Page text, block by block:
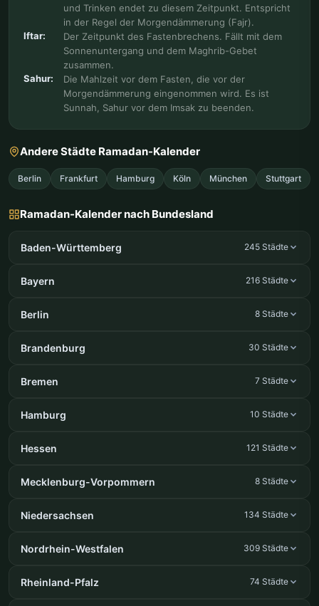
und Trinken endet zu diesem Zeitpunkt. Entspricht
in der Regel der Morgendämmerung (Fajr).
Iftar:
Der Zeitpunkt des Fastenbrechens. Fällt mit dem
Sonnenuntergang und dem Maghrib-Gebet
zusammen.
Sahur:
Die Mahlzeit vor dem Fasten, die vor der
Morgendämmerung eingenommen wird. Es ist
Sunnah, Sahur vor dem Imsak zu beenden.
Andere Städte Ramadan-Kalender
Berlin Frankfurt Hamburg Köln München Stuttgart
Ramadan-Kalender nach Bundesland
Baden-Württemberg 245 Städte
Bayern 216 Städte
Berlin 8 Städte
Brandenburg 30 Städte
Bremen 7 Städte
Hamburg 10 Städte
Hessen 121 Städte
Mecklenburg-Vorpommern 8 Städte
Niedersachsen 134 Städte
Nordrhein-Westfalen 309 Städte
Rheinland-Pfalz 74 Städte